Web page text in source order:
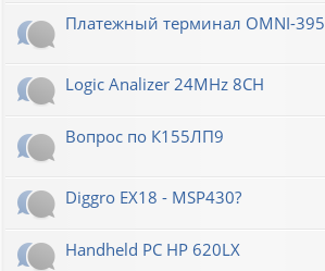
Платежный терминал OMNI-395
Logic Analizer 24MHz 8CH
Вопрос по К155ЛП9
Diggro EX18 - MSP430?
Handheld PC HP 620LX